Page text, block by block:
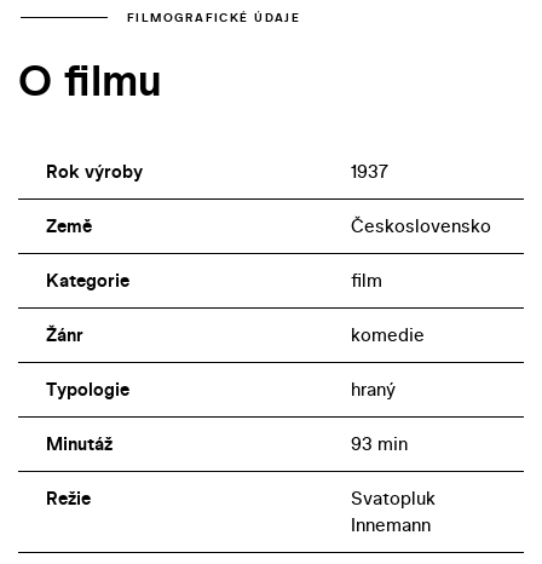
FILMOGRAFICKÉ ÚDAJE
O filmu
Rok výroby 1937
Země Československo
Kategorie film
Žánr komedie
Typologie hraný
Minutáž 93 min
Režie
Svatopluk
Innemann